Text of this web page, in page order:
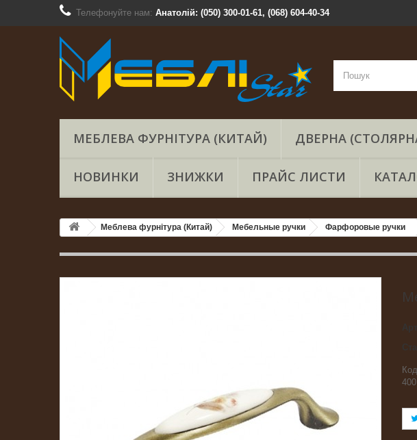
Телефонуйте нам: Анатолій: (050) 300-01-61, (068) 604-40-34
МЕБЛЕВА ФУРНІТУРА (КИТАЙ) ДВЕРНА
НОВИНКИ ЗНИЖКИ ПРАЙС ЛИСТИ
Меблева фурнітура (Китай) Мебельные ручки Фарфоровые ручки